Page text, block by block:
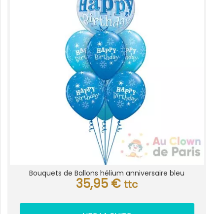
Bouquets de Ballons hélium anniversaire bleu
35,95 € ttc